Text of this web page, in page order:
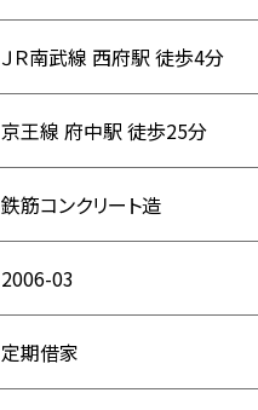
ＪＲ南武線 西府駅 徒歩4分
京王線 府中駅 徒歩25分
鉄筋コンクリート造
2006-03
定期借家